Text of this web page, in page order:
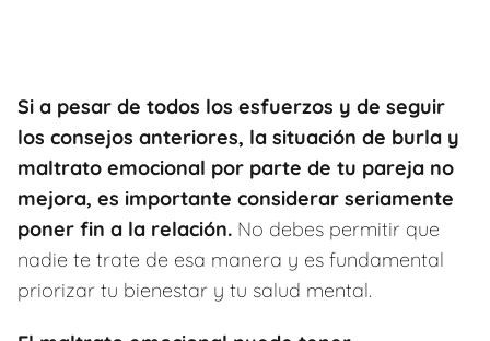
Si a pesar de todos los esfuerzos y de seguir
los consejos anteriores, la situación de burla y
maltrato emocional por parte de tu pareja no
mejora, es importante considerar seriamente
poner fin a la relación. No debes permitir que
nadie te trate de esa manera y es fundamental
priorizar tu bienestar y tu salud mental.